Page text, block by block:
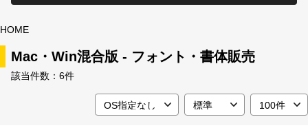
目的別フォントガイド
商品名
HOME
Mac・Win混合版 - フォント・書体販売
該当件数： 6件